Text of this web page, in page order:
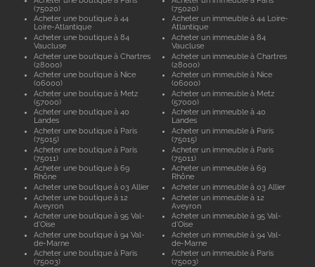
(75020)
Acheter une boutique à 44
Loire-Atlantique
Acheter une boutique à 84
Vaucluse
Acheter une boutique à Chartres
(28000)
Acheter une boutique à Nice
(06000)
Acheter une boutique à Metz
(57000)
Acheter une boutique à 40
Landes
Acheter une boutique à Paris
(75015)
Acheter une boutique à Paris
(75011)
Acheter une boutique à 69
Rhône
Acheter une boutique à 03 Allier
Acheter une boutique à 12
Aveyron
Acheter une boutique à 95 Val-
d'Oise
Acheter une boutique à 94 Val-
de-Marne
Acheter une boutique à Paris
(75003)
(75020)
Acheter un immeuble à 44 Loire-
Atlantique
Acheter un immeuble à 84
Vaucluse
Acheter un immeuble à Chartres
(28000)
Acheter un immeuble à Nice
(06000)
Acheter un immeuble à Metz
(57000)
Acheter un immeuble à 40
Landes
Acheter un immeuble à Paris
(75015)
Acheter un immeuble à Paris
(75011)
Acheter un immeuble à 69
Rhône
Acheter un immeuble à 03 Allier
Acheter un immeuble à 12
Aveyron
Acheter un immeuble à 95 Val-
d'Oise
Acheter un immeuble à 94 Val-
de-Marne
Acheter un immeuble à Paris
(75003)